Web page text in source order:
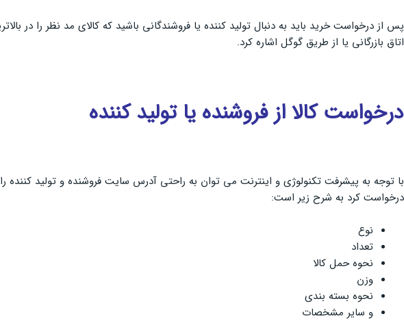
پس از درخواست خرید باید به دنبال تولید کننده یا فروشندگانی باشید که کالای مد نظر را
اتاق بازرگانی یا از طریق گوگل اشاره کرد.
درخواست کالا از فروشنده یا تولید کننده
با توجه به پیشرفت تکنولوژی و اینترنت می توان به راحتی آدرس سایت فروشنده و تولید کننده
درخواست کرد به شرح زیر است:
نوع
تعداد
نحوه حمل کالا
وزن
نحوه بسته بندی
و سایر مشخصات